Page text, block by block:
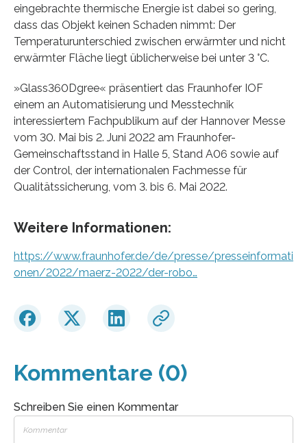
eingebrachte thermische Energie ist dabei so gering,
dass das Objekt keinen Schaden nimmt: Der
Temperaturunterschied zwischen erwärmter und nicht
erwärmter Fläche liegt üblicherweise bei unter 3 °C.
»Glass360Dgree« präsentiert das Fraunhofer IOF
einem an Automatisierung und Messtechnik
interessiertem Fachpublikum auf der Hannover Messe
vom 30. Mai bis 2. Juni 2022 am Fraunhofer-
Gemeinschaftsstand in Halle 5, Stand A06 sowie auf
der Control, der internationalen Fachmesse für
Qualitätssicherung, vom 3. bis 6. Mai 2022.
Weitere Informationen:
https://www.fraunhofer.de/de/presse/presseinformati
onen/2022/maerz-2022/der-robo…
Kommentare (0)
Schreiben Sie einen Kommentar